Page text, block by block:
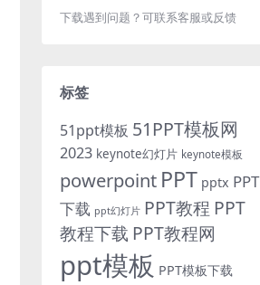
下载遇到问题？可联系客服或反馈
标签
51ppt模板 51PPT模板网
2023 keynote幻灯片 keynote模板
powerpoint PPT pptx PPT
下载 ppt幻灯片 PPT教程 PPT
教程下载 PPT教程网
ppt模板 PPT模板下载